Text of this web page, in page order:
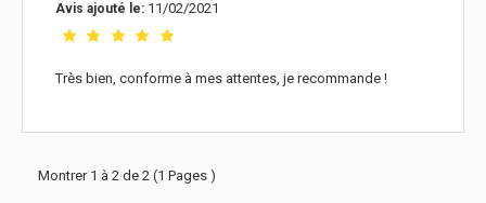
Avis ajouté le: 11/02/2021
Très bien, conforme à mes attentes, je recommande !
Montrer 1 à 2 de 2 (1 Pages )